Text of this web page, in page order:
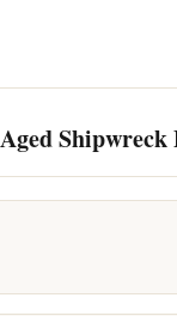
Shipwreck